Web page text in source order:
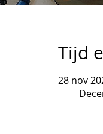
Tijd
28 nov